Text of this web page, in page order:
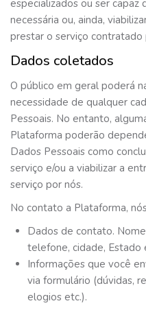
especializados ou ser capaz
necessária ou, ainda,
prestar o serviço contratado
Dados coletados
O público em geral poderá
necessidade de qualquer
Pessoais. No entanto,
Plataforma poderão
Dados Pessoais como
serviço e/ou a viabilizar a
serviço por nós.
No contato a Plataforma,
Dados de contato.
telefone, cidade, Estado
Informações que você
via formulário (dúvidas,
elogios etc.).